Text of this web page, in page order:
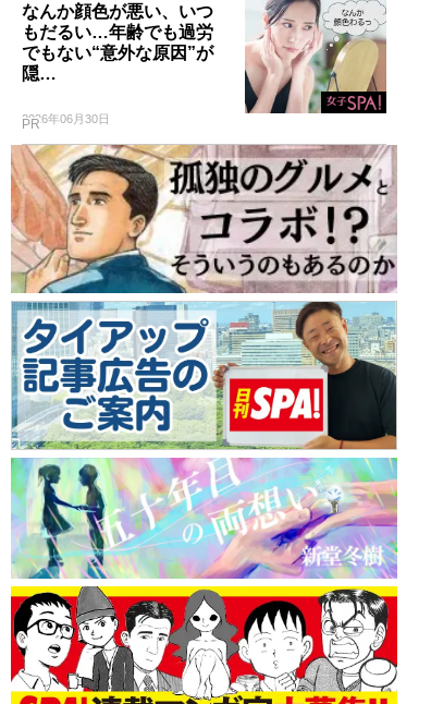
なんか顔色が悪い、いつ
もだるい…年齢でも過労
でもない“意外な原因”が
隠…
2026年06月30日
PR